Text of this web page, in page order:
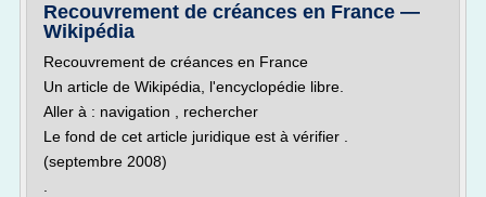
Recouvrement de créances en France —
Wikipédia
Recouvrement de créances en France
Un article de Wikipédia, l'encyclopédie libre.
Aller à : navigation , rechercher
Le fond de cet article juridique est à vérifier .
(septembre 2008)